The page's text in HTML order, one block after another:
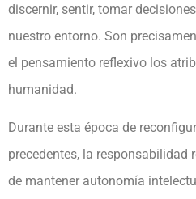
discernir, sentir, tomar
nuestro entorno. Son
el pensamiento reflexivo los
humanidad.
Durante esta época de
precedentes, la responsabilidad
de mantener autonomía